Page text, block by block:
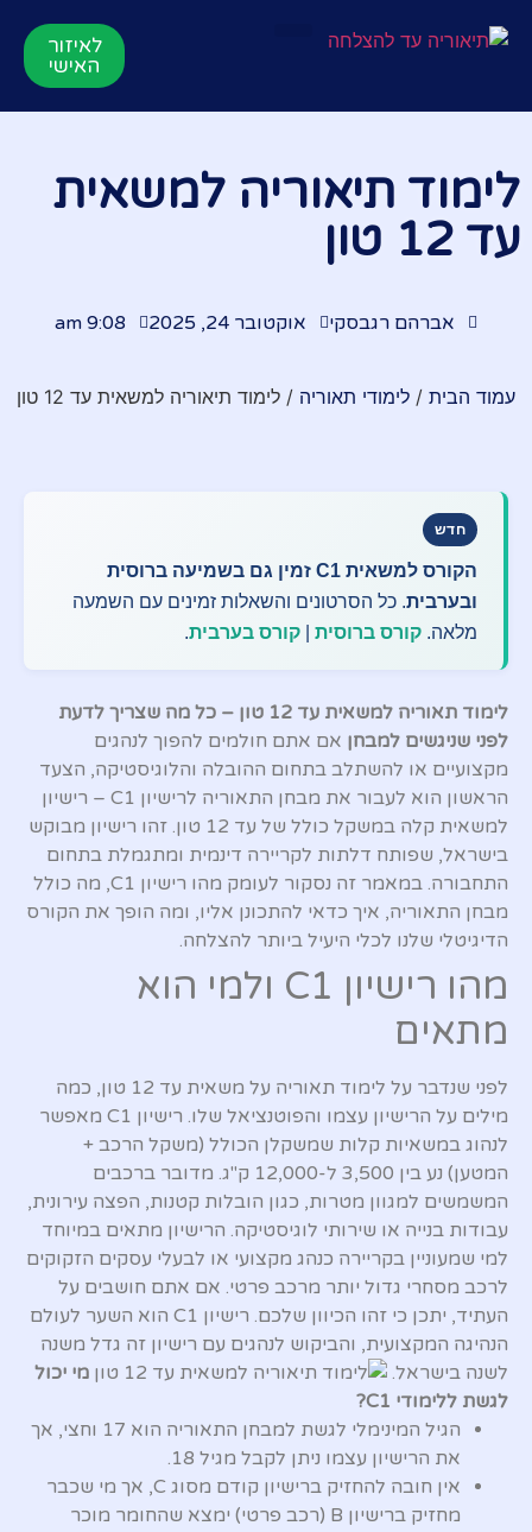
לאיזור
האישי
לימוד תיאוריה למשאית
עד 12 טון
אברהם רגבסקי אוקטובר 24, 2025 9:08 am
עמוד הבית / לימודי תאוריה / לימוד תיאוריה למשאית עד 12 טון
חדש
הקורס למשאית C1 זמין גם בשמיעה ברוסית
ובערבית. כל הסרטונים והשאלות זמינים עם השמעה
מלאה. קורס ברוסית קורס בערבית.
לימוד תאוריה למשאית עד 12 טון – כל מה שצריך לדעת
לפני שניגשים למבחן אם אתם חולמים להפוך לנהגים
מקצועיים או להשתלב בתחום ההובלה והלוגיסטיקה, הצעד
הראשון הוא לעבור את מבחן התאוריה לרישיון C1 – רישיון
למשאית קלה במשקל כולל של עד 12 טון. זהו רישיון מבוקש
בישראל, שפותח דלתות לקריירה דינמית ומתגמלת בתחום
התחבורה. במאמר זה נסקור לעומק מהו רישיון C1, מה כולל
מבחן התאוריה, איך כדאי להתכונן אליו, ומה הופך את הקורס
הדיגיטלי שלנו לכלי היעיל ביותר להצלחה.
מהו רישיון C1 ולמי הוא
מתאים
לפני שנדבר על לימוד תאוריה על משאית עד 12 טון, כמה
מילים על הרישיון עצמו והפוטנציאל שלו. רישיון C1 מאפשר
לנהוג במשאיות קלות שמשקלן הכולל (משקל הרכב +
המטען) נע בין 3,500 ל-12,000 ק"ג. מדובר ברכבים
המשמשים למגוון מטרות, כגון הובלות קטנות, הפצה עירונית,
עבודות בנייה או שירותי לוגיסטיקה. הרישיון מתאים במיוחד
למי שמעוניין בקריירה כנהג מקצועי או לבעלי עסקים הזקוקים
לרכב מסחרי גדול יותר מרכב פרטי. אם אתם חושבים על
העתיד, יתכן כי זהו הכיוון שלכם. רישיון C1 הוא השער לעולם
הנהיגה המקצועית, והביקוש לנהגים עם רישיון זה גדל משנה
לשנה בישראל.
מי יכול
לגשת ללימודי C1?
הגיל המינימלי לגשת למבחן התאוריה הוא 17 וחצי, אך
את הרישיון עצמו ניתן לקבל מגיל 18.
אין חובה להחזיק ברישיון קודם מסוג C, אך מי שכבר
מחזיק ברישיון B (רכב פרטי) ימצא שהחומר מוכר